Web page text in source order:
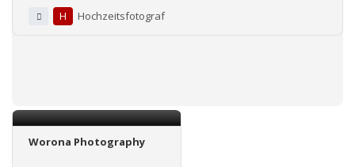
H
Hochzeitsfotograf
Worona Photography